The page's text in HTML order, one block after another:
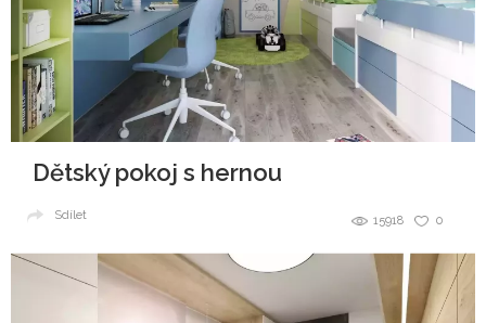
Dětský pokoj s hernou
0
15918
Sdílet